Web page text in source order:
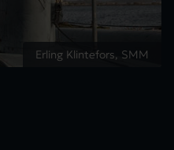
Erling Klintefors, SMM